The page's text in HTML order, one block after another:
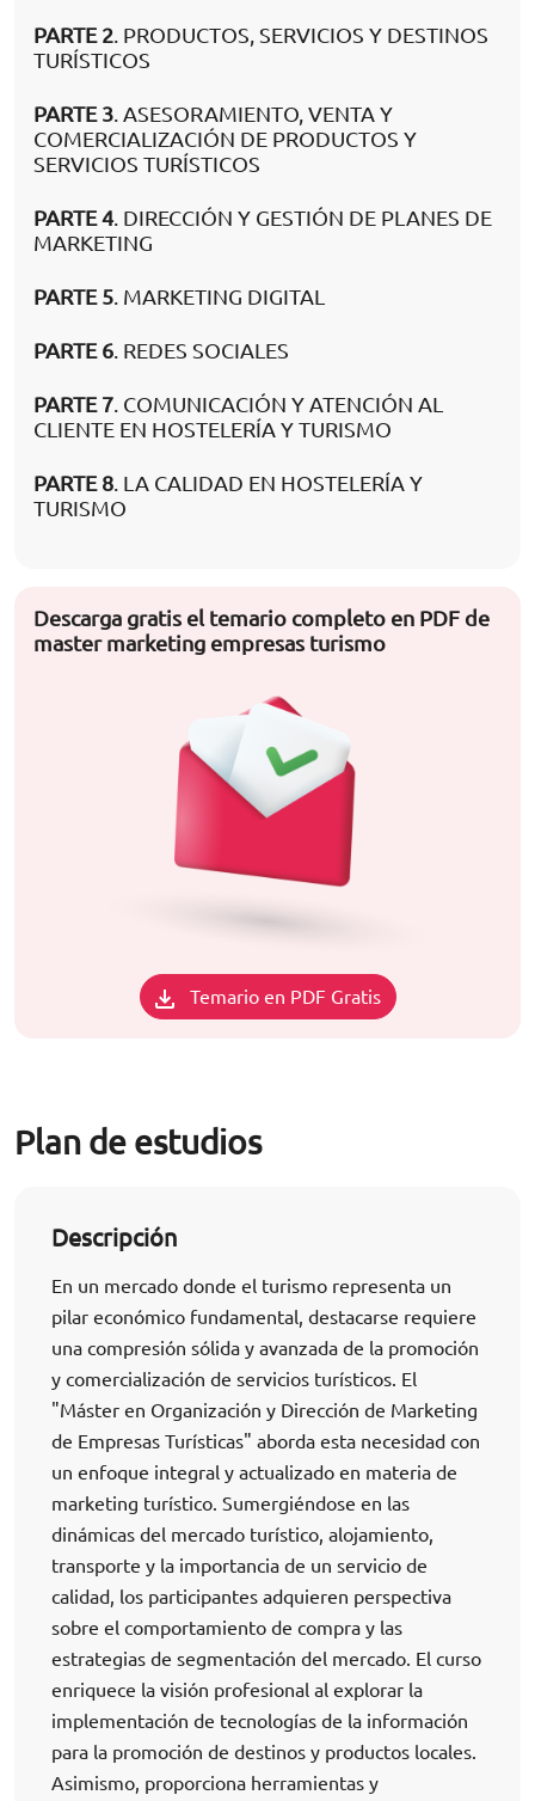
PARTE 2. PRODUCTOS, SERVICIOS Y DESTINOS
TURÍSTICOS
PARTE 3. ASESORAMIENTO, VENTA Y
COMERCIALIZACIÓN DE PRODUCTOS Y
SERVICIOS TURÍSTICOS
PARTE 4. DIRECCIÓN Y GESTIÓN DE PLANES DE
MARKETING
PARTE 5. MARKETING DIGITAL
PARTE 6. REDES SOCIALES
PARTE 7. COMUNICACIÓN Y ATENCIÓN AL
CLIENTE EN HOSTELERÍA Y TURISMO
PARTE 8. LA CALIDAD EN HOSTELERÍA Y
TURISMO
Descarga gratis el temario completo en PDF de
master marketing empresas turismo
Temario en PDF Gratis
Plan de estudios
Descripción
En un mercado donde el turismo representa un
pilar económico fundamental, destacarse requiere
una compresión sólida y avanzada de la promoción
y comercialización de servicios turísticos. El
"Máster en Organización y Dirección de Marketing
de Empresas Turísticas" aborda esta necesidad con
un enfoque integral y actualizado en materia de
marketing turístico. Sumergiéndose en las
dinámicas del mercado turístico, alojamiento,
transporte y la importancia de un servicio de
calidad, los participantes adquieren perspectiva
sobre el comportamiento de compra y las
estrategias de segmentación del mercado. El curso
enriquece la visión profesional al explorar la
implementación de tecnologías de la información
para la promoción de destinos y productos locales.
Asimismo, proporciona herramientas y